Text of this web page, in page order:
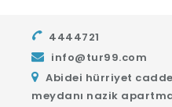
4444721
info@tur99.com
Abidei hürriyet
meydanı nazik